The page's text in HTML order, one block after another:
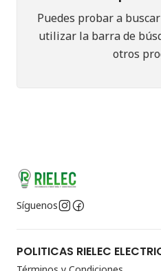
Puedes probar a
utilizar la barra de
otros
Síguenos
POLITICAS RIELEC